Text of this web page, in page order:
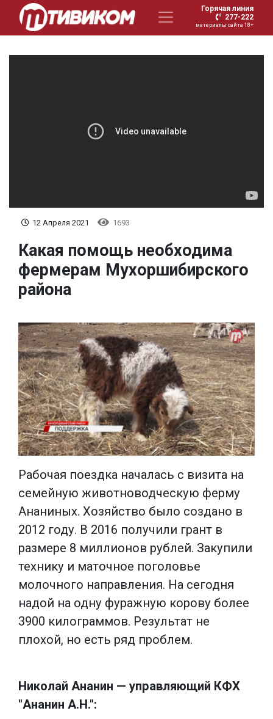
Горячая линия
277-222
материалы сайта 18+
12 Апреля 2021 1693
Какая помощь необходима
фермерам Мухоршибирского
района
Рабочая поездка началась с визита на
семейную животноводческую ферму
Ананиных. Хозяйство было создано в
2012 году. В 2016 получили грант в
размере 8 миллионов рублей. Закупили
технику и маточное поголовье
молочного направления. На сегодня
надой на одну фуражную корову более
3900 килограммов. Результат не
плохой, но есть ряд проблем.
Николай Ананин — управляющий КФХ
"Ананин А.Н.":